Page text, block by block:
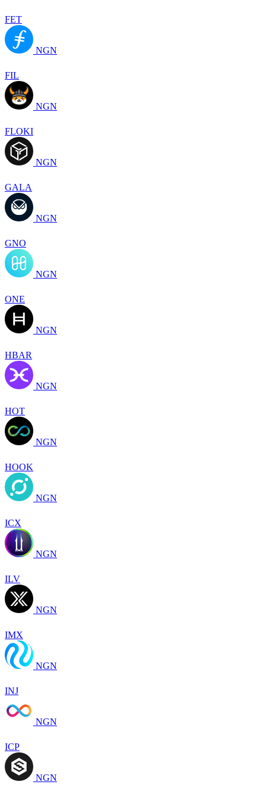
FET
NGN
FIL
NGN
FLOKI
NGN
GALA
NGN
GNO
NGN
ONE
NGN
HBAR
NGN
HOT
NGN
HOOK
NGN
ICX
NGN
ILV
NGN
IMX
NGN
INJ
NGN
ICP
NGN